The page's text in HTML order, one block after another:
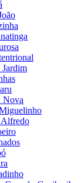
Nova
Alfredo